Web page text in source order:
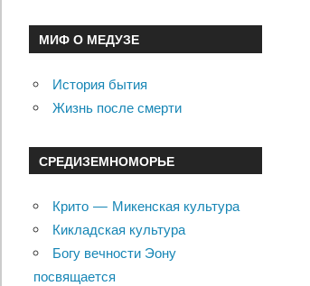
МИФ О МЕДУЗЕ
История бытия
Жизнь после смерти
СРЕДИЗЕМНОМОРЬЕ
Крито — Микенская культура
Кикладская культура
Богу вечности Эону
посвящается